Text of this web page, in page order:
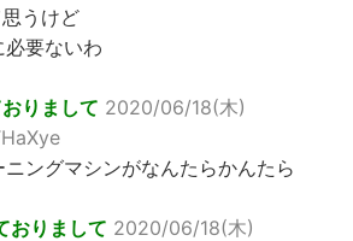
うけど
必要ないわ
りまして 2020/06/18(木)
ングマシンがなんたらかんたら
おりまして 2020/06/18(木)